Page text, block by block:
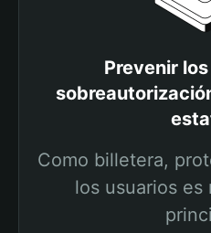
Prevenir
Como billetera,
los usuarios es